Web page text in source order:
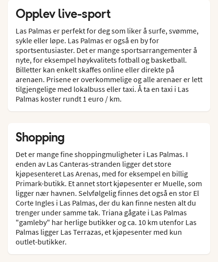
Opplev live-sport
Las Palmas er perfekt for deg som liker å surfe, svømme,
sykle eller løpe. Las Palmas er også en by for
sportsentusiaster. Det er mange sportsarrangementer å
nyte, for eksempel høykvalitets fotball og basketball.
Billetter kan enkelt skaffes online eller direkte på
arenaen. Prisene er overkommelige og alle arenaer er lett
tilgjengelige med lokalbuss eller taxi. Å ta en taxi i Las
Palmas koster rundt 1 euro / km.
Shopping
Det er mange fine shoppingmuligheter i Las Palmas. I
enden av Las Canteras-stranden ligger det store
kjøpesenteret Las Arenas, med for eksempel en billig
Primark-butikk. Et annet stort kjøpesenter er Muelle, som
ligger nær havnen. Selvfølgelig finnes det også en stor El
Corte Ingles i Las Palmas, der du kan finne nesten alt du
trenger under samme tak. Triana gågate i Las Palmas
"gamleby" har herlige butikker og ca. 10 km utenfor Las
Palmas ligger Las Terrazas, et kjøpesenter med kun
outlet-butikker.